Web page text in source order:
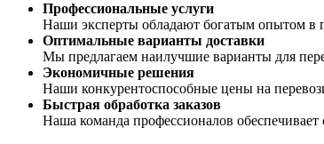
Профессиональные услуги
Наши эксперты обладают богатым опытом в
Оптимальные варианты доставки
Мы предлагаем наилучшие варианты для
Экономичные решения
Наши конкурентоспособные цены на
Быстрая обработка заказов
Наша команда профессионалов